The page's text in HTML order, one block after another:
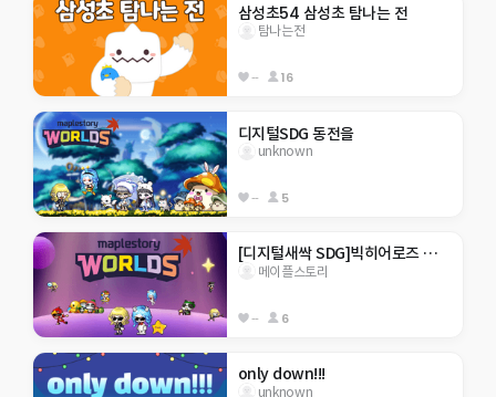
삼성초54 삼성초 탐나는 전
탐나는전
-- 16
디지털SDG 동전을
unknown
-- 5
[디지털새싹 SDG]빅히어로즈 제주한라대 기아종식
메이플스토리
-- 6
only down!!!
unknown